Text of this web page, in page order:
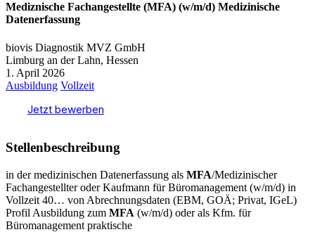
Mediznische Fachangestellte (MFA) (w/m/d) Medizinische
Datenerfassung
biovis Diagnostik MVZ GmbH
Limburg an der Lahn, Hessen
1. April 2026
Ausbildung Vollzeit
Jetzt bewerben
Stellenbeschreibung
in der medizinischen Datenerfassung als MFA/Medizinischer
Fachangestellter oder Kaufmann für Büromanagement (w/m/d) in
Vollzeit 40… von Abrechnungsdaten (EBM, GOÄ; Privat, IGeL)
Profil Ausbildung zum MFA (w/m/d) oder als Kfm. für
Büromanagement praktische